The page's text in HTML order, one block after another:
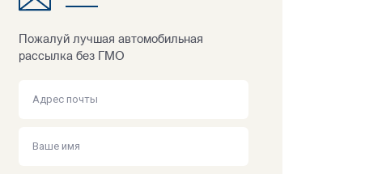
Пожалуй лучшая автомобильная
рассылка без ГМО